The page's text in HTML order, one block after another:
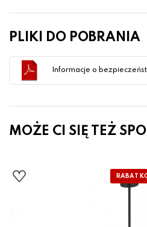
PLIKI DO POBRANIA
Informacje o
MOŻE CI SIĘ TEŻ